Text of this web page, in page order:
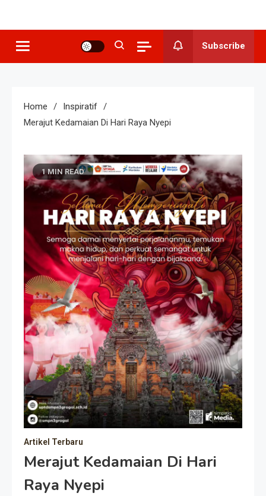
SMP N 3
Grogol
Subscribe
Home
Inspiratif
Merajut Kedamaian Di Hari Raya Nyepi
1 MIN READ
Artikel Terbaru
Merajut Kedamaian Di Hari
Raya Nyepi